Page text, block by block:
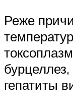
Реже
гепатиты